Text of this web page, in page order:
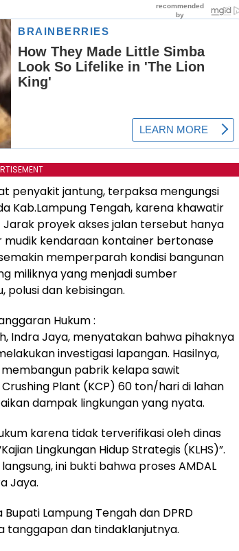
penyakit jantung, terpaksa mengungsi
Kab.Lampung Tengah, karena khawatir
proyek akses jalan tersebut hanya
kendaraan kontainer bertonase
memperparah kondisi bangunan
miliknya yang menjadi sumber
dan kebisingan.
Hukum :
Indra Jaya, menyatakan bahwa pihaknya
investigasi lapangan. Hasilnya,
pabrik kelapa sawit
Plant (KCP) 60 ton/hari di lahan
dampak lingkungan yang nyata.
karena tidak terverifikasi oleh dinas
Lingkungan Hidup Strategis (KLHS)”.
ini bukti bahwa proses AMDAL
Jaya.
Lampung Tengah dan DPRD
dan tindaklanjutnya.